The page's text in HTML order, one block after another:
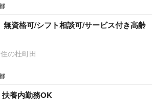
無資格可/シフト相談可/サービス付き高齢
の杜町田
養内勤務OK